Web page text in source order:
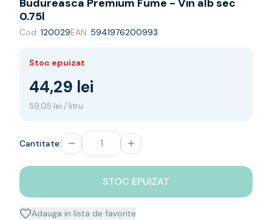
Franta
Spania
Africa de Sud
Germania
Noua Zeelanda
Spumante
Sampanie
Single malt
Japanese
Budureasca Premium Fume - Vin alb sec
0.75l
Cod: 120029EAN: 5941976200993
Stoc epuizat
44,29 lei
59,05 lei / litru
Cantitate:
STOC EPUIZAT
Adauga in lista de favorite